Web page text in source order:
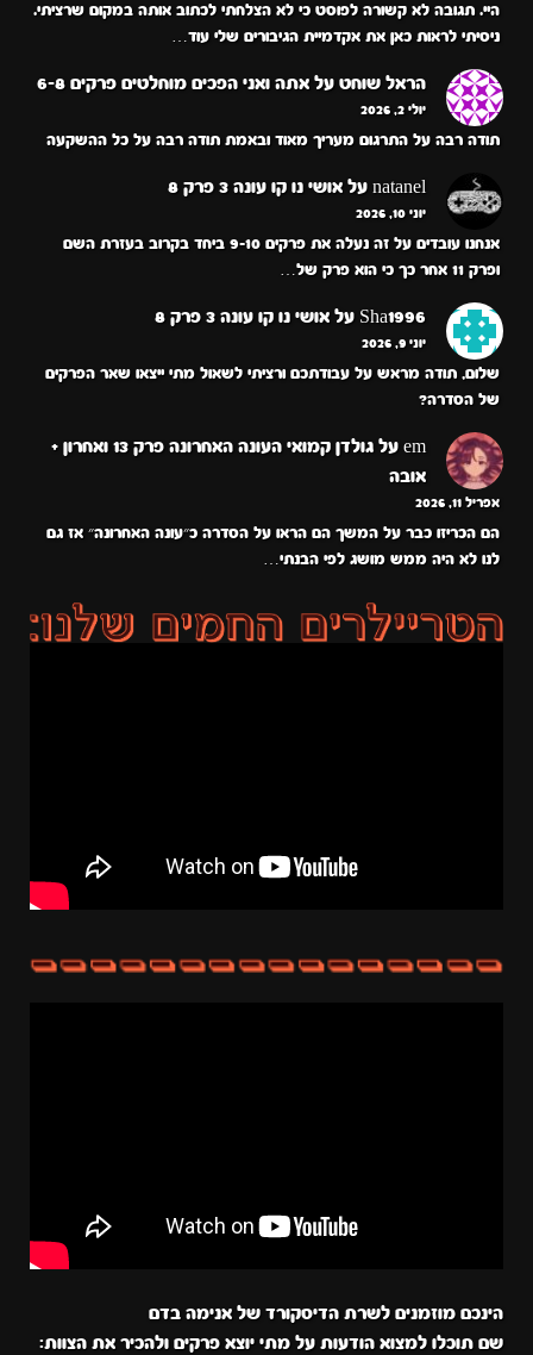
היי. תגובה לא קשורה לפוסט כי לא הצלחתי לכתוב אותה במקום שרציתי.
ניסיתי לראות כאן את אקדמיית הגיבורים שלי עוד…
הראל שוחט על אתה ואני הפכים מוחלטים פרקים 6-8
יולי 2, 2026
תודה רבה על התרגום מעריך מאוד ובאמת תודה רבה על כל ההשקעה
natanel על אושי נו קו עונה 3 פרק 8
יוני 10, 2026
אנחנו עובדים על זה נעלה את פרקים 9-10 ביחד בקרוב בעזרת השם
ופרק 11 אחר כך כי הוא פרק של…
Sha1996 על אושי נו קו עונה 3 פרק 8
יוני 9, 2026
שלום, תודה מראש על עבודתכם ורציתי לשאול מתי ייצאו שאר הפרקים
של הסדרה?
em על
גולדן קמואי העונה האחרונה פרק 13 ואחרון +
אובה
אפריל 11, 2026
הם הכריזו כבר על המשך הם הראו על הסדרה כ״עונה האחרונה״ אז גם
לנו לא היה ממש מושג לפי הבנתי…
הינכם מוזמנים לשרת הדיסקורד של אנימה בדם
שם תוכלו למצוא הודעות על מתי יוצא פרקים ולהכיר את הצוות: